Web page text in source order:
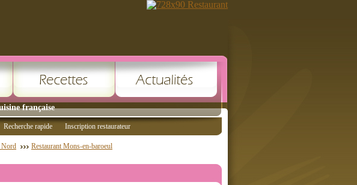
française
Recherche rapide Inscription restaurateur
Nord Restaurant Mons-en-baroeul